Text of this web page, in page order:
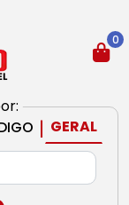
| GERAL
0